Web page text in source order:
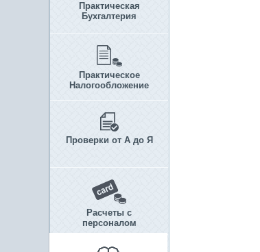
Практическая
Бухгалтерия
Практическое
Налогообложение
Проверки от А до Я
Расчеты с
персоналом